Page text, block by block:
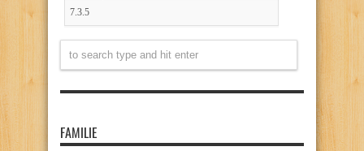
FAMILIE